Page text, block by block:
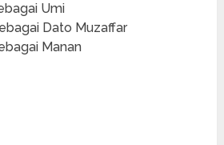
Umi
Dato Muzaffar
Manan